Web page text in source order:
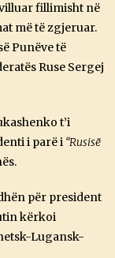
fillimisht në
më të zgjeruar.
Punëve të
Ruse Sergej
t’i
i parë i “Rusisë
për president
kërkoi
Lugansk-